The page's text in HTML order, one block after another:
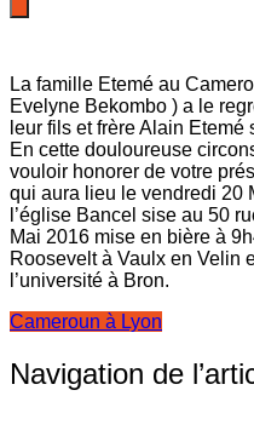
La famille Etemé au
Evelyne Bekombo ) a le
leur fils et frère Alain
En cette douloureuse
vouloir honorer de votre
qui aura lieu le vendredi 20
l’église Bancel sise au 50
Mai 2016 mise en bière à
Roosevelt à Vaulx en Velin
l’université à Bron.
Cameroun à Lyon
Navigation de